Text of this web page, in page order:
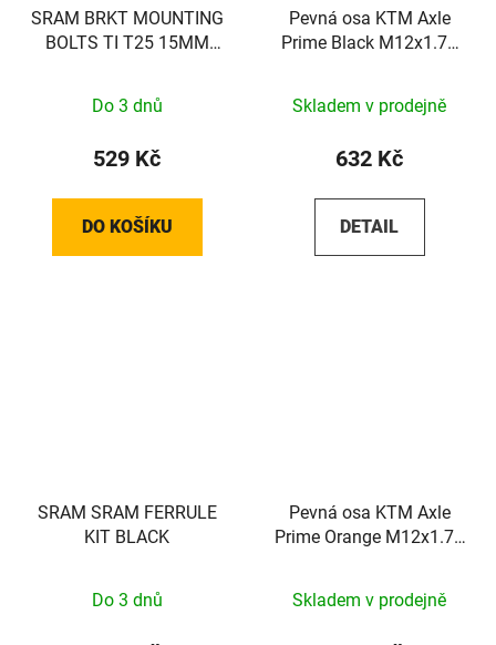
SRAM BRKT MOUNTING
BOLTS TI T25 15MM
Do 3 dnů
529 Kč
DO KOŠÍKU
Pevná osa KTM Axle
Prime Black M12x1.75
Skladem v prodejně
632 Kč
DETAIL
SRAM SRAM FERRULE
KIT BLACK
Do 3 dnů
Pevná osa KTM Axle
Prime Orange M12x1.75
Skladem v prodejně